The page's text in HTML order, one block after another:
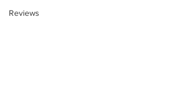
Reviews